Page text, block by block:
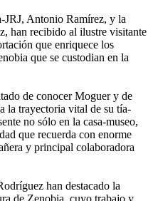
JRJ, Antonio Ramírez, y la
han recibido al ilustre visitante
que enriquece los
que se custodian en la
de conocer Moguer y de
la trayectoria vital de su tía-
no sólo en la casa-museo,
que recuerda con enorme
y principal colaboradora
han destacado la
de Zenobia, cuyo trabajo y